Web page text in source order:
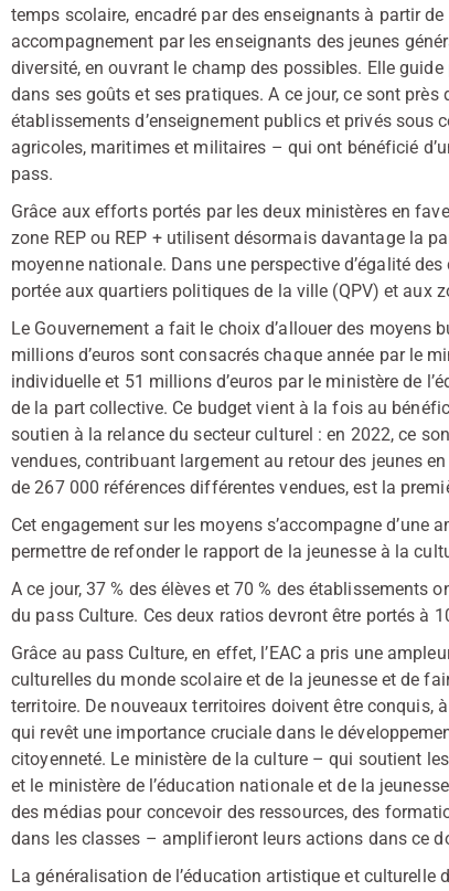
temps scolaire, encadré par des enseignants à partir
accompagnement par les enseignants des jeunes
diversité, en ouvrant le champ des possibles. Elle
dans ses goûts et ses pratiques. A ce jour, ce sont
établissements d’enseignement publics et privés
agricoles, maritimes et militaires – qui ont bénéficié
pass.
Grâce aux efforts portés par les deux ministères en
zone REP ou REP + utilisent désormais davantage la
moyenne nationale. Dans une perspective d’égalité
portée aux quartiers politiques de la ville (QPV) et aux
Le Gouvernement a fait le choix d’allouer des
millions d’euros sont consacrés chaque année par le
individuelle et 51 millions d’euros par le ministère de
de la part collective. Ce budget vient à la fois au
soutien à la relance du secteur culturel : en 2022, ce
vendues, contribuant largement au retour des jeunes
de 267 000 références différentes vendues, est la
Cet engagement sur les moyens s’accompagne d’une
permettre de refonder le rapport de la jeunesse à la
A ce jour, 37 % des élèves et 70 % des établissements
du pass Culture. Ces deux ratios devront être portés à
Grâce au pass Culture, en effet, l’EAC a pris une
culturelles du monde scolaire et de la jeunesse et de
territoire. De nouveaux territoires doivent être conquis,
qui revêt une importance cruciale dans le
citoyenneté. Le ministère de la culture – qui soutient
et le ministère de l’éducation nationale et de la
des médias pour concevoir des ressources, des
dans les classes – amplifieront leurs actions dans ce
La généralisation de l’éducation artistique et culturelle